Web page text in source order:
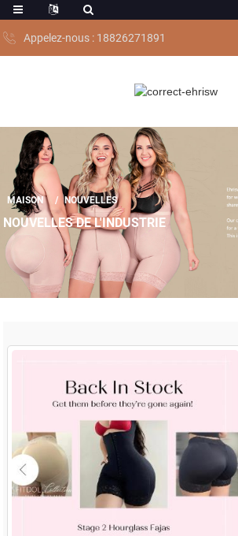
Appelez-nous : 18826271891
MAISON NOUVELLES
NOUVELLES DE L'INDUSTRIE